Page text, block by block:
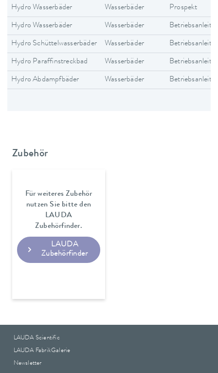
Hydro Wasserbäder Wasserbäder Prospekt
Hydro Wasserbäder Wasserbäder
Hydro Schüttelwasserbäder Wasserbäder
Hydro Paraffinstreckbad Wasserbäder
Hydro Abdampfbäder Wasserbäder
Zubehör
Für weiteres Zubehör
nutzen Sie bitte den
LAUDA
Zubehörfinder.
LAUDA
Zubehörfinder
LAUDA Scientific
LAUDA FabrikGalerie
Newsletter